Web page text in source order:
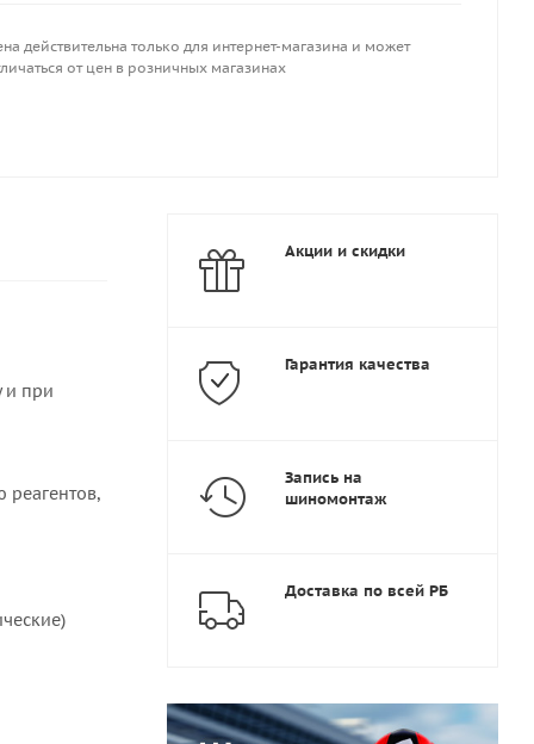
действительна только для интернет-магазина и может
от цен в розничных магазинах
и при
реагентов,
Акции и скидки
Гарантия качества
Запись на
шиномонтаж
Доставка по всей РБ